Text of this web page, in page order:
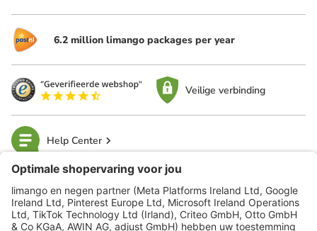
6.2 million limango packages per year
Veilige verbinding
Help Center
limango
Veilig winkelen